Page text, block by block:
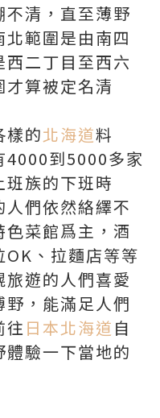
清，直至薄野
範圍是由南四
二丁目至西六
算被定名清
樣的北海道料
4000到5000多家
族的下班時
們依然絡繹不
菜館爲主，酒
、拉麵店等等
遊的人們喜愛
，能滿足人們
往 日本北海道 自
驗一下當地的